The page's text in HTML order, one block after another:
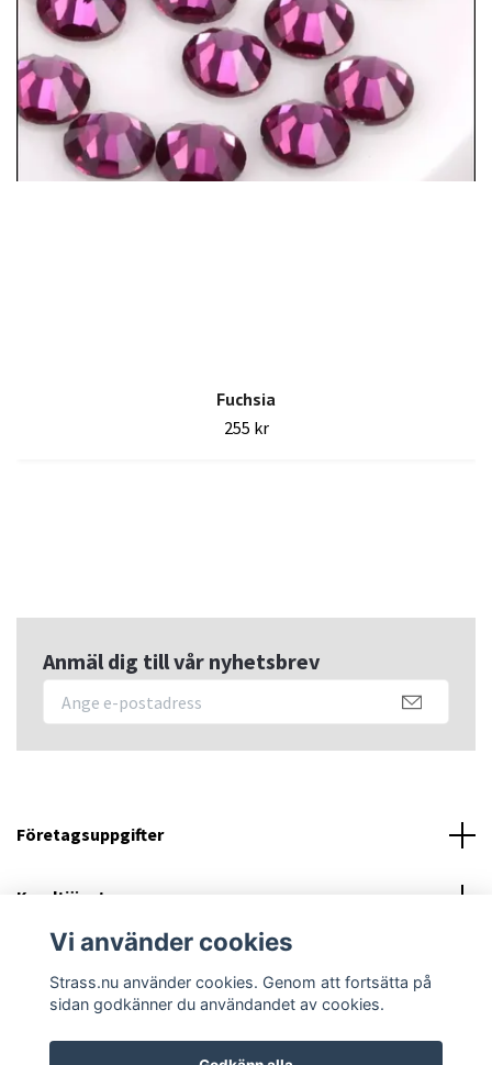
Fuchsia
255 kr
Anmäl dig till vår nyhetsbrev
Företagsuppgifter
Kundtjänst
Vi använder cookies
Strass.nu använder cookies. Genom att fortsätta på
sidan godkänner du användandet av cookies.